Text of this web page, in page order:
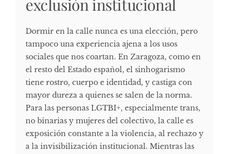
exclusión institucional
Dormir en la calle nunca es una elección, pero
tampoco una experiencia ajena a los usos
sociales que nos coartan. En Zaragoza, como en
el resto del Estado español, el sinhogarismo
tiene rostro, cuerpo e identidad, y castiga con
mayor dureza a quienes se salen de la norma.
Para las personas LGTBI+, especialmente trans,
no binarias y mujeres del colectivo, la calle es
exposición constante a la violencia, al rechazo y
a la invisibilización institucional. Mientras las